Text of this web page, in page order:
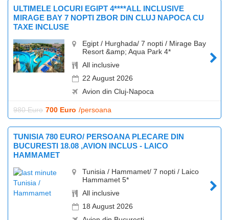
ULTIMELE LOCURI EGIPT 4****ALL INCLUSIVE
MIRAGE BAY 7 NOPTI ZBOR DIN CLUJ NAPOCA CU
TAXE INCLUSE
Egipt / Hurghada/ 7 nopti / Mirage Bay
Resort &amp; Aqua Park 4*
All inclusive
22 August 2026
Avion din Cluj-Napoca
980 Euro 700 Euro /persoana
TUNISIA 780 EURO/ PERSOANA PLECARE DIN
BUCURESTI 18.08 ,AVION INCLUS - LAICO
HAMMAMET
Tunisia / Hammamet/ 7 nopti / Laico
Hammamet 5*
All inclusive
18 August 2026